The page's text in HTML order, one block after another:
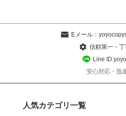
Eメール：
信頼第一・
Line
安心対応・迅
人気カテゴリ一覧